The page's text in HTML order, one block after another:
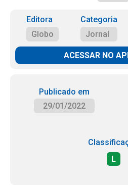
Editora
Globo
Categoria
Jornal
ACESSAR NO
Publicado em
29/01/2022
L